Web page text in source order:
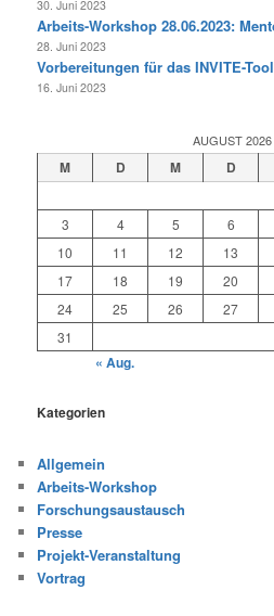
30. Juni 2023
Arbeits-Workshop 28.06.2023:
28. Juni 2023
Vorbereitungen für das INVITE-
16. Juni 2023
AUGUST 2026
M D M D
3
4 5 6
10
11 12 13
17
18 19 20
24
25 26 27
31
« Aug.
Kategorien
Allgemein
Arbeits-Workshop
Forschungsaustausch
Presse
Projekt-Veranstaltung
Vortrag